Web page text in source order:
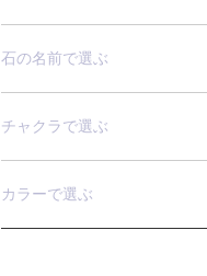
石の名前で選ぶ
チャクラで選ぶ
カラーで選ぶ